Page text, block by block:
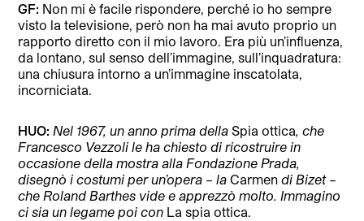
GF: Non mi è facile rispondere, perché io ho sempre
visto la televisione, però non ha mai avuto proprio un
rapporto diretto con il mio lavoro. Era più un’influenza,
da lontano, sul senso dell’immagine, sull’inquadratura:
una chiusura intorno a un’immagine inscatolata,
incorniciata.
HUO:Nel 1967, un anno prima dellaSpia ottica, che
Francesco Vezzoli le ha chiesto di ricostruire in
occasione della mostra alla Fondazione Prada,
disegnò i costumi per un’opera – laCarmendi Bizet –
che Roland Barthes vide e apprezzò molto. Immagino
ci sia un legame poi con La spia ottica.